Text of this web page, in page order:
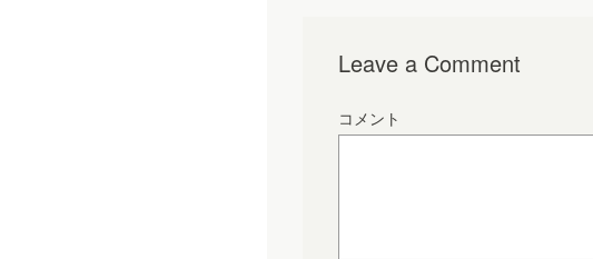
Leave a Comment
コメント